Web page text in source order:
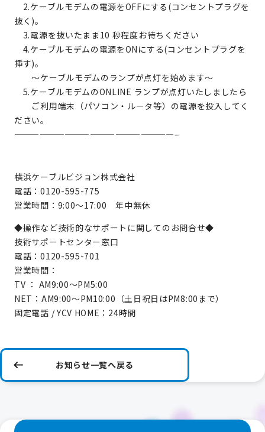
2.ケーブルモデムの電源をOFFにする(コンセントプラグを
抜く)。
3.電源を抜いたまま10 秒程度お待ちください
4.ケーブルモデムの電源をONにする(コンセントプラグを
挿す)。
～ケーブルモデムのランプが点灯を始めます～
5.ケーブルモデムのONLINE ランプが点灯いたしましたら
ご利用端末（パソコン・ルータ等）の電源を投入してく
ださい。
———————————————————–
横浜ケーブルビジョン株式会社
電話：0120-595-775
営業時間：9:00～17:00 年中無休
◆操作など技術的なサポートに関してのお問合せ◆
技術サポートセンター窓口
電話：0120-595-701
営業時間：
TV ： AM9:00～PM5:00
NET：AM9:00～PM10:00（土日祝日はPM8:00まで）
固定電話 / YCV HOME：24時間
お知らせ一覧へ戻る